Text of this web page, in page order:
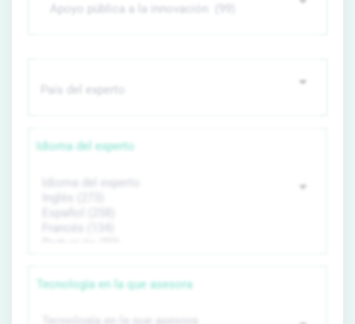
Idioma del experto
Tecnología en la que asesora